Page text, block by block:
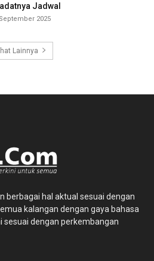
Jadwal
2025
Lainnya
berbagai hal aktual sesuai dengan
kalangan dengan gaya bahasa
sesuai dengan perkembangan